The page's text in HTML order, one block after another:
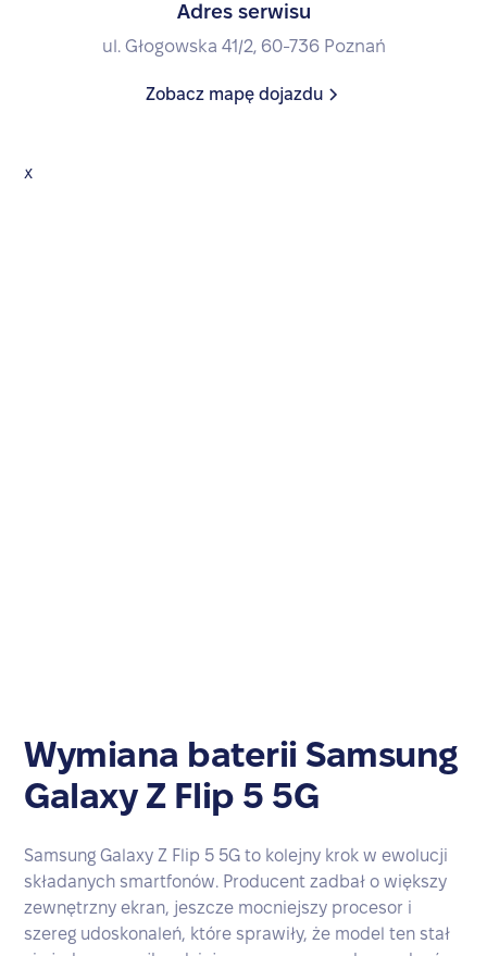
Adres serwisu
ul. Głogowska 41/2, 60-736 Poznań
Zobacz mapę dojazdu
x
Wymiana baterii Samsung
Galaxy Z Flip 5 5G
Samsung Galaxy Z Flip 5 5G to kolejny krok w ewolucji
składanych smartfonów. Producent zadbał o większy
zewnętrzny ekran, jeszcze mocniejszy procesor i
szereg udoskonaleń, które sprawiły, że model ten stał